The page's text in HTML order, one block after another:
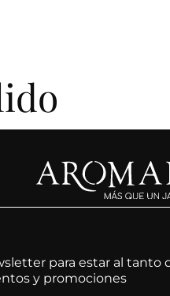
para estar al tanto
y promociones